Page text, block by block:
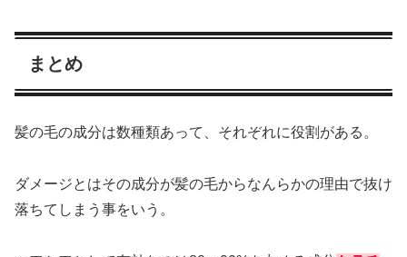
まとめ
髪の毛の成分は数種類あって、それぞれに役割がある。
ダメージとはその成分が髪の毛からなんらかの理由で抜け
落ちてしまう事をいう。